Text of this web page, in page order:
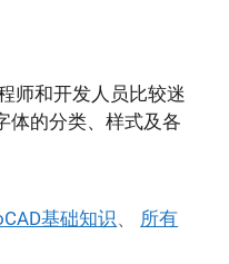
师和开发人员比较迷
体的分类、样式及各
基础知识、 所有